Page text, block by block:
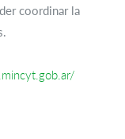
coordinar la